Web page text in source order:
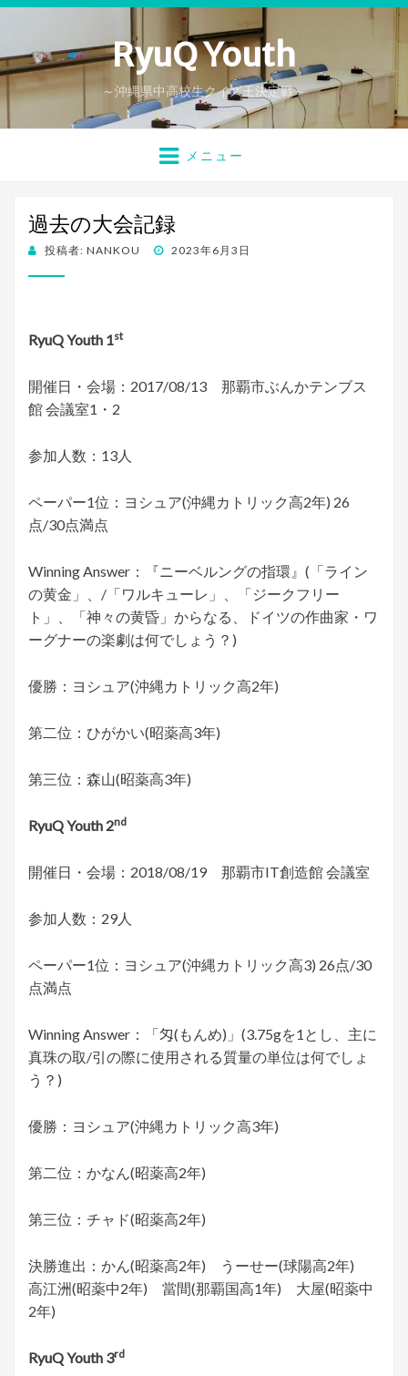
RyuQ Youth
～沖縄県中高校生クイズ王決定戦～
メニュー
過去の大会記録
投稿者: NANKOU
投 2023年6月3日
RyuQ Youth 1st
開催日・会場：2017/08/13 那覇市ぶんかテンブス
館 会議室1・2
参加人数：13人
ペーパー1位：ヨシュア(沖縄カトリック高2年) 26
点/30点満点
Winning Answer：『ニーベルングの指環』(「ライン
の黄金」、/「ワルキューレ」、「ジークフリー
ト」、「神々の黄昏」からなる、ドイツの作曲家・ワ
ーグナーの楽劇は何でしょう？)
優勝：ヨシュア(沖縄カトリック高2年)
第二位：ひがかい(昭薬高3年)
第三位：森山(昭薬高3年)
RyuQ Youth 2nd
開催日・会場：2018/08/19 那覇市IT創造館 会議室
参加人数：29人
ペーパー1位：ヨシュア(沖縄カトリック高3) 26点/30
点満点
Winning Answer：「匁(もんめ)」(3.75gを1とし、主に
真珠の取/引の際に使用される質量の単位は何でしょ
う？)
優勝：ヨシュア(沖縄カトリック高3年)
第二位：かなん(昭薬高2年)
第三位：チャド(昭薬高2年)
決勝進出：かん(昭薬高2年) うーせー(球陽高2年)
高江洲(昭薬中2年) 當間(那覇国高1年) 大屋(昭薬中
2年)
RyuQ Youth 3rd